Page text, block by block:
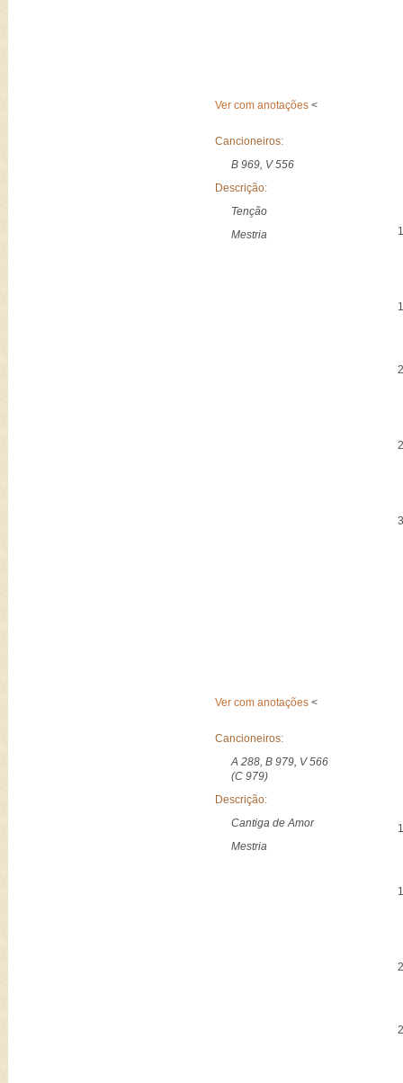
Ver com anotações <
Cancioneiros:
B 969, V 556
Descrição:
Tenção
Mestria
Ver com anotações <
Cancioneiros:
A 288, B 979, V 566
(C 979)
Descrição:
Cantiga de Amor
Mestria